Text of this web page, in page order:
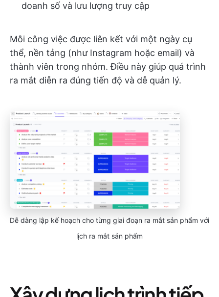
doanh số và lưu lượng truy cập
Mỗi công việc được liên kết với một ngày cụ
thể, nền tảng (như Instagram hoặc email) và
thành viên trong nhóm. Điều này giúp quá trình
ra mắt diễn ra đúng tiến độ và dễ quản lý.
Dễ dàng lập kế hoạch cho từng giai đoạn ra mắt sản phẩm với
lịch ra mắt sản phẩm